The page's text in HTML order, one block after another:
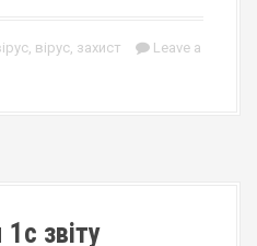
, вірус, захист
Leave a
звіту